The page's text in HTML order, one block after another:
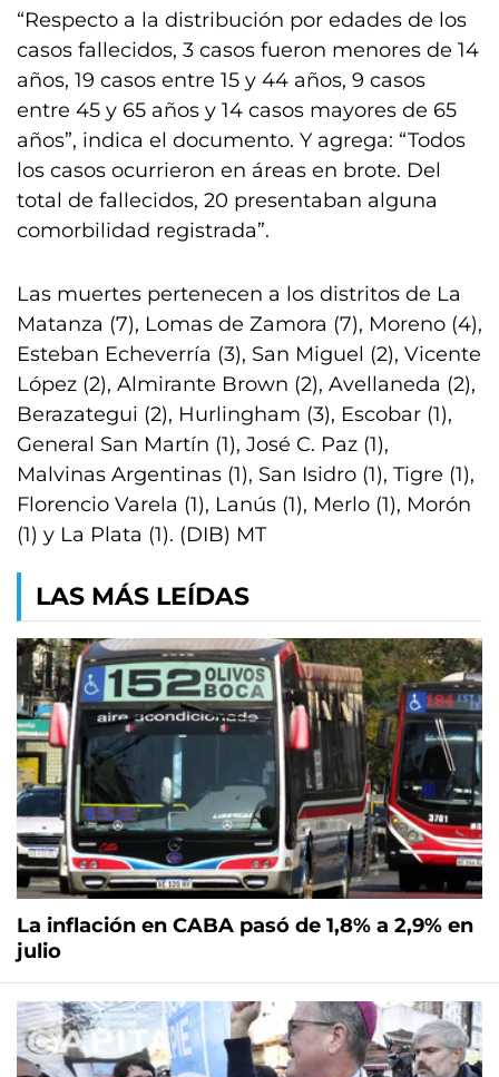
“Respecto a la distribución por edades de los
casos fallecidos, 3 casos fueron menores de 14
años, 19 casos entre 15 y 44 años, 9 casos
entre 45 y 65 años y 14 casos mayores de 65
años”, indica el documento. Y agrega: “Todos
los casos ocurrieron en áreas en brote. Del
total de fallecidos, 20 presentaban alguna
comorbilidad registrada”.
Las muertes pertenecen a los distritos de La
Matanza (7), Lomas de Zamora (7), Moreno (4),
Esteban Echeverría (3), San Miguel (2), Vicente
López (2), Almirante Brown (2), Avellaneda (2),
Berazategui (2), Hurlingham (3), Escobar (1),
General San Martín (1), José C. Paz (1),
Malvinas Argentinas (1), San Isidro (1), Tigre (1),
Florencio Varela (1), Lanús (1), Merlo (1), Morón
(1) y La Plata (1). (DIB) MT
LAS MÁS LEÍDAS
La inflación en CABA pasó de 1,8% a 2,9% en
julio